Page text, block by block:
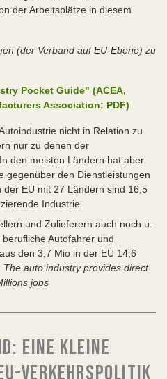
der Arbeitsplätze in diesem
(der Verband auf EU-Ebene) zu
Pocket Guide" (ACEA,
Association; PDF)
nicht in Relation zu
nur zu denen der
den meisten Ländern hat aber
gegenüber den Dienstleistungen
EU mit 27 Ländern sind 16,5
Industrie.
und Zulieferern auch noch u.
Autofahrer und
den 3,7 Mio in der EU 14,6
The auto industry provides direct
jobs
EINE KLEINE
VERKEHRSPOLITIK